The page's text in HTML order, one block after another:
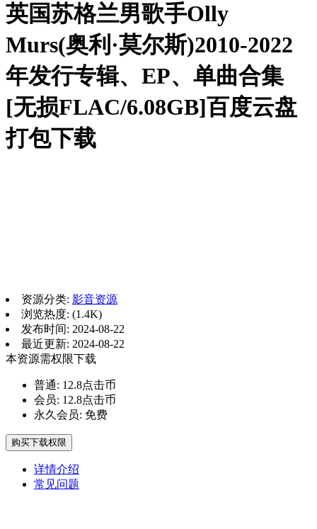
英国苏格兰男歌手Olly
Murs(奥利·莫尔斯)2010-2022
年发行专辑、EP、单曲合集
[无损FLAC/6.08GB]百度云盘
打包下载
资源分类: 影音资源
浏览热度: (1.4K)
发布时间: 2024-08-22
最近更新: 2024-08-22
本资源需权限下载
普通: 12.8点击币
会员: 12.8点击币
永久会员: 免费
购买下载权限
详情介绍
常见问题